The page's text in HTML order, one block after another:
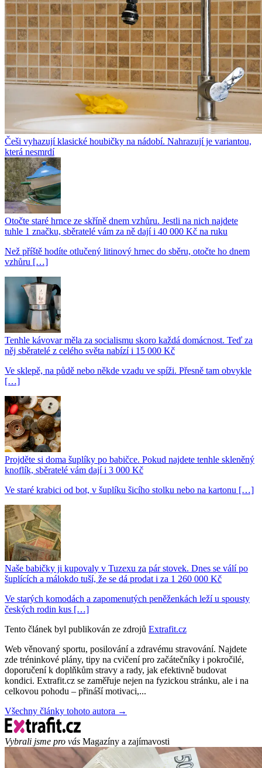
Češi vyhazují klasické houbičky na nádobí. Nahrazují je variantou,
která nesmrdí
Otočte staré hrnce ze skříně dnem vzhůru. Jestli na nich najdete
tuhle 1 značku, sběratelé vám za ně dají i 40 000 Kč na ruku
Než příště hodíte otlučený litinový hrnec do sběru, otočte ho dnem
vzhůru […]
Tenhle kávovar měla za socialismu skoro každá domácnost. Teď za
něj sběratelé z celého světa nabízí i 15 000 Kč
Ve sklepě, na půdě nebo někde vzadu ve spíži. Přesně tam obvykle
[…]
Projděte si doma šuplíky po babičce. Pokud najdete tenhle skleněný
knoflík, sběratelé vám dají i 3 000 Kč
Ve staré krabici od bot, v šuplíku šicího stolku nebo na kartonu […]
Naše babičky ji kupovaly v Tuzexu za pár stovek. Dnes se válí po
šuplících a málokdo tuší, že se dá prodat i za 1 260 000 Kč
Ve starých komodách a zapomenutých peněženkách leží u spousty
českých rodin kus […]
Tento článek byl publikován ze zdrojů Extrafit.cz
Web věnovaný sportu, posilování a zdravému stravování. Najdete
zde tréninkové plány, tipy na cvičení pro začátečníky i pokročilé,
doporučení k doplňkům stravy a rady, jak efektivně budovat
kondici. Extrafit.cz se zaměřuje nejen na fyzickou stránku, ale i na
celkovou pohodu – přináší motivaci,...
Všechny články tohoto autora →
Vybrali jsme pro vás Magazíny a zajímavosti